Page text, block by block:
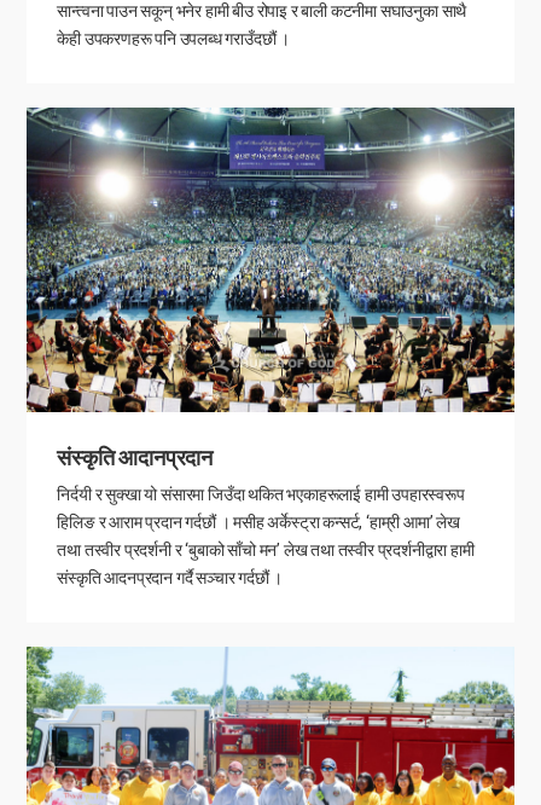
सान्त्वना पाउन सकून् भनेर हामी बीउ रोपाइ र बाली कटनीमा सघाउनुका साथै
केही उपकरणहरू पनि उपलब्ध गराउँदछौं ।
संस्कृति आदानप्रदान
निर्दयी र सुक्खा यो संसारमा जिउँदा थकित भएकाहरूलाई हामी उपहारस्वरूप
हिलिङ र आराम प्रदान गर्दछौं । मसीह अर्केस्ट्रा कन्सर्ट, ‘हाम्री आमा’ लेख
तथा तस्वीर प्रदर्शनी र ‘बुबाको साँचो मन’ लेख तथा तस्वीर प्रदर्शनीद्वारा हामी
संस्कृति आदनप्रदान गर्दै सञ्चार गर्दछौं ।